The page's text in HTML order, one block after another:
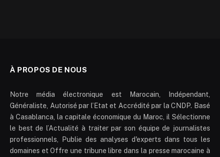
À PROPOS DE NOUS
Notre média électronique est Marocain, Indépendant,
Généraliste, Autorisé par l’Etat et Accrédité par la CNDP. Basé
à Casablanca, la capitale économique du Maroc, il Sélectionne
le best de l’Actualité à traiter par son équipe de journalistes
professionnels, Publie des analyses d'experts dans tous les
domaines et Offre une tribune libre dans la presse marocaine à